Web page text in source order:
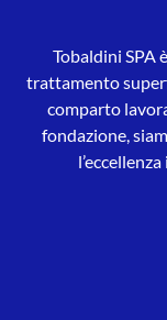
Tobaldini SPA
trattamento
comparto
fondazione,